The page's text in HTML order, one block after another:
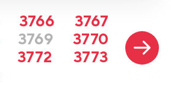
3766
3767
3769
3770
3772
3773